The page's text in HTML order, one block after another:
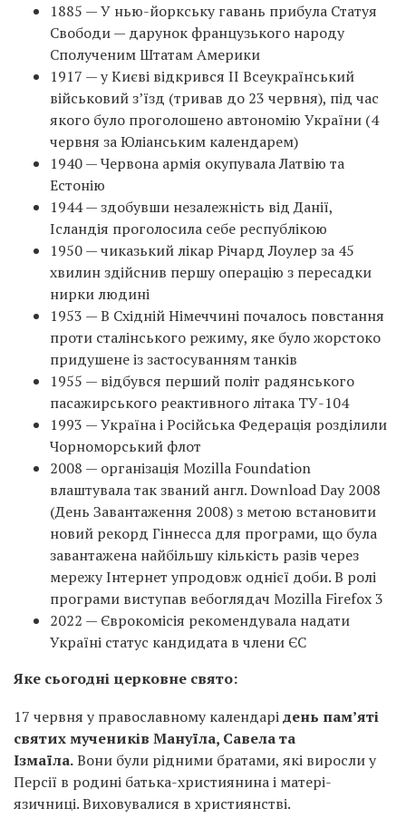
1885 — У нью-йоркську гавань прибула Статуя
Свободи — дарунок французького народу
Сполученим Штатам Америки
1917 — у Києві відкрився II Всеукраїнський
військовий з’їзд (тривав до 23 червня), під час
якого було проголошено автономію України (4
червня за Юліанським календарем)
1940 — Червона армія окупувала Латвію та
Естонію
1944 — здобувши незалежність від Данії,
Ісландія проголосила себе республікою
1950 — чиказький лікар Річард Лоулер за 45
хвилин здійснив першу операцію з пересадки
нирки людині
1953 — В Східній Німеччині почалось повстання
проти сталінського режиму, яке було жорстоко
придушене із застосуванням танків
1955 — відбувся перший політ радянського
пасажирського реактивного літака ТУ-104
1993 — Україна і Російська Федерація розділили
Чорноморський флот
2008 — організація Mozilla Foundation
влаштувала так званий англ. Download Day 2008
(День Завантаження 2008) з метою встановити
новий рекорд Гіннесса для програми, що була
завантажена найбільшу кількість разів через
мережу Інтернет упродовж однієї доби. В ролі
програми виступав вебоглядач Mozilla Firefox 3
2022 — Єврокомісія рекомендувала надати
Україні статус кандидата в члени ЄС
Яке сьогодні церковне свято:
17 червня у православному календарідень пам’яті
святих мучеників Мануїла, Савела та
Ізмаїла.Вони були рідними братами, які виросли у
Персії в родині батька-християнина і матері-
язичниці. Виховувалися в християнстві.